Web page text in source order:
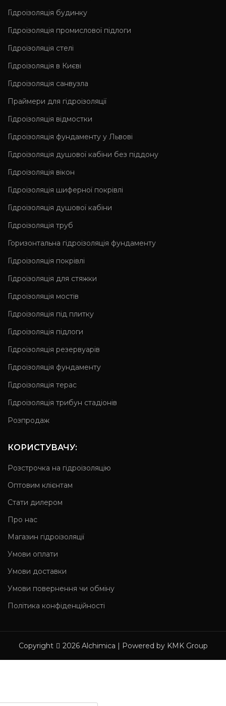
Гідроізоляція будинку
Гідроізоляція промислової підлоги
Гідроізоляція cтелі
Гідроізоляція в Києві
Гідроізоляція санвузла
Праймери для гідроізоляції
Гідроізоляція відмостки
Гідроізоляція фундаменту у Львові
Гідроізоляція душової кабіни без піддону
Гідроізоляція вікон
Гідроізоляція шиферної покрівлі
Гідроізоляція душової кабіни
Гідроізоляція труб
Горизонтальна гідроізоляція фундаменту
Гідроізоляція покрівлі
Гідроізоляція для стяжки
Гідроізоляція мостів
Гідроізоляція під плитку
Гідроізоляція підлоги
Гідроізоляція резервуарів
Гідроізоляція фундаменту
Гідроізоляція терас
Гідроізоляція трибун стадіонів
Розпродаж
КОРИСТУВАЧУ:
Розстрочка на гідроізоляцію
Оптовим клієнтам
Стати дилером
Про нас
Магазин гідроізоляції
Умови оплати
Умови доставки
Умови повернення чи обміну
Політика конфіденційності
Copyright 2026 Alchimica | Powered by KMK Group